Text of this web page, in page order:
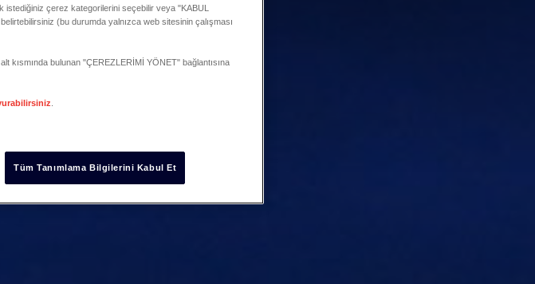
çerez kategorilerini seçebilir veya "KABUL
(bu durumda yalnızca web sitesinin çalışması
kısmında bulunan "ÇEREZLERİMİ YÖNET" bağlantısına
Tüm Tanımlama Bilgilerini Kabul Et